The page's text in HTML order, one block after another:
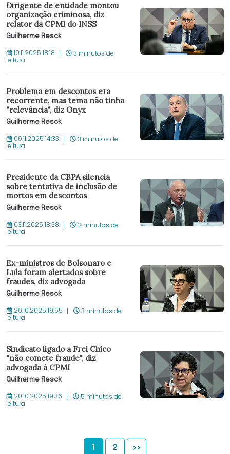
Dirigente de entidade montou
organização criminosa, diz
relator da CPMI do INSS
Guilherme Resck
10.11.2025 18:18 3 minutos de
leitura
Problema em descontos era
recorrente, mas tema não tinha
"relevância", diz Onyx
Guilherme Resck
06.11.2025 14:33 3 minutos de
leitura
Presidente da CBPA silencia
sobre tentativa de inclusão de
mortos em descontos
Guilherme Resck
03.11.2025 18:38 2 minutos de
leitura
Ex-ministros de Bolsonaro e
Lula foram alertados sobre
fraudes, diz advogada
Guilherme Resck
20.10.2025 19:55 3 minutos de
leitura
Sindicato ligado a Frei Chico
"não comete fraude", diz
advogada à CPMI
Guilherme Resck
20.10.2025 19:36 5 minutos de
leitura
1 2 >>